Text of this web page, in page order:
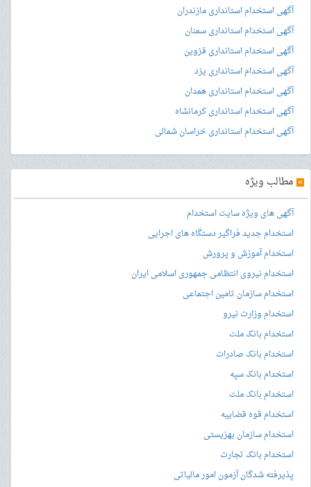
آگهی استخدام استانداری مازندران
آگهی استخدام استانداری سمنان
آگهی استخدام استانداری قزوین
آگهی استخدام استانداری یزد
آگهی استخدام استانداری همدان
آگهی استخدام استانداری کرمانشاه
آگهی استخدام استانداری خراسان شمالی
» مطالب ویژه
آگهی های ویژه سایت استخدام
استخدام جدید فراگیر دستگاه های اجرایی
استخدام آموزش و پرورش
استخدام نیروی انتظامی جمهوری اسلامی ایران
استخدام سازمان تامین اجتماعی
استخدام وزارت نیرو
استخدام بانک ملت
استخدام بانک صادرات
استخدام بانک سپه
استخدام بانک ملت
استخدام قوه قضاییه
استخدام سازمان بهزیستی
استخدام بانک تجارت
پذیرفته شدگان آزمون امور مالیاتی